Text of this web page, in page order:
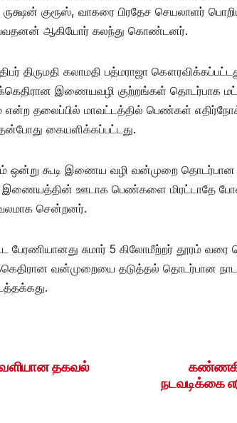
குரூஸ், வாகரை பிரதேச செயலாளர்
ஆகியோர் கலந்து கொண்டனர்.
திருமதி கலாமதி பத்மராஜா
இணையவழி குற்றங்கள் தொடர்பாக
என்ற தலைப்பில் மாவட்டத்தில் பெண்கள்
கையளிக்கப்பட்டது.
கூடி இணைய வழி வன்முறை தொடர்பான
இணையத்தின் ஊடாக பெண்களை மிரட்டாதே
சென்றனர்.
பேரணியானது சுமார் 5 கிலோமீற்றர் தூரம்
வன்முறையை தடுத்தல் தொடர்பான
கண்ணகி
நடவடிக்கை
தகவல்